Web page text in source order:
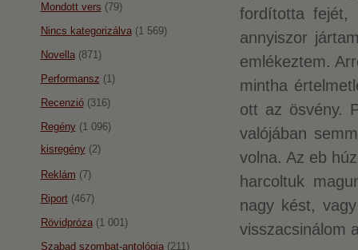
fordította fejét,
annyiszor
emlékeztem.
mintha
ott az ösvény.
valójában
volna. Az eb
harcoltuk
nagy kést,
visszacsinálom
Mondott vers (79)
Nincs kategorizálva(1 569)
Novella(871)
Performansz (1)
Recenzió(316)
Regény(1 096)
kisregény(2)
Reklám (7)
Riport(467)
Rövidpróza(1 001)
Szabad szombat-antológia(211)